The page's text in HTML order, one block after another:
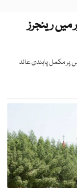
نافذ لاہور میں رینجرز